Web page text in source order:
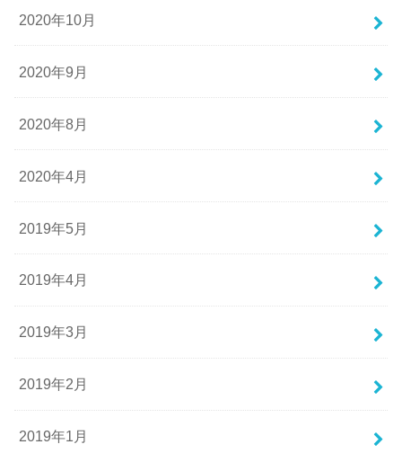
2020年10月
2020年9月
2020年8月
2020年4月
2019年5月
2019年4月
2019年3月
2019年2月
2019年1月